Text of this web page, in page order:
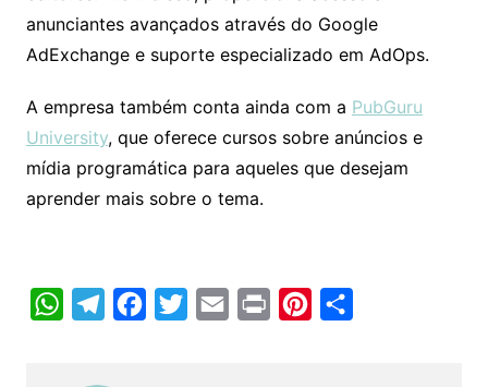
anunciantes avançados através do Google
AdExchange e suporte especializado em AdOps.
A empresa também conta ainda com a PubGuru
University, que oferece cursos sobre anúncios e
mídia programática para aqueles que desejam
aprender mais sobre o tema.
W